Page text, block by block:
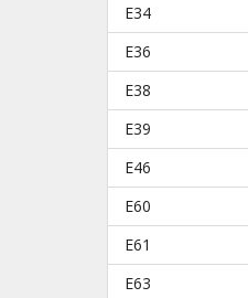
E34
E36
E38
E39
E46
E60
E61
E63